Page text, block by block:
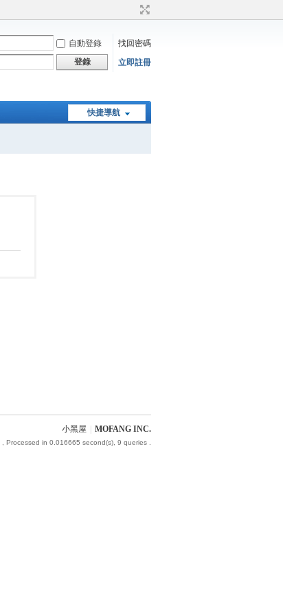
自動登錄
找回密碼
登錄 立即註冊
快捷導航
小黑屋 MOFANG INC.
, Processed in 0.016665 second(s), 9 queries .